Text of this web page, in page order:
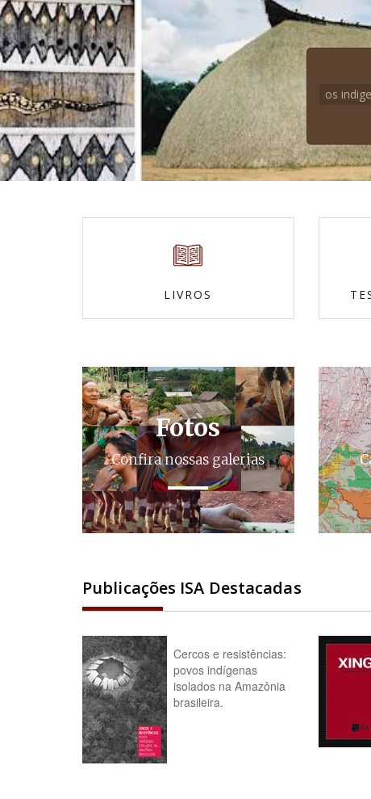
os
LIVROS
Fotos
Confira nossas galerias
Publicações ISA Destacadas
Cercos e resistências:
povos indígenas
isolados na Amazônia
brasileira.